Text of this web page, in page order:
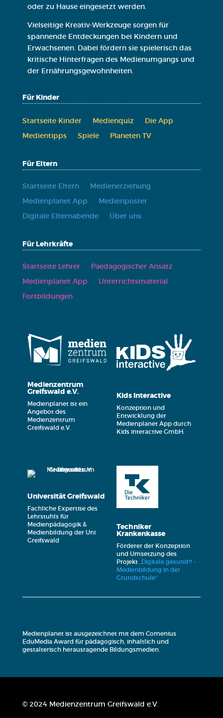
oder zu Hause eingesetzt werden.
Vielseitige Kreativ-Werkzeuge sorgen für
spannende Entdeckungen bei Kindern und
Erwachsenen. Dabei fördern sie spielerisch das
kritische Hinterfragen des Medienumgangs und
der Ernährungsgewohnheiten.
Für Kinder
Start­sei­te Kin­der Medi­en­quiz
Die App
Medi­en­tipps
Spie­le Pla­ne­ten TV
Für Eltern
Start­sei­te Eltern
Medi­en­er­zie­hung
Medi­en­pla­net App
Medi­en­pos­ter
Digi­ta­le Eltern­aben­de
Über uns
Für Lehrkräfte
Start­sei­te Leh­rer
Paed­ago­gi­scher Ansatz
Medi­en­pla­net App
Unter­richts­ma­te­ri­al
Fort­bil­dun­gen
Medienzentrum
Greifswald e.V.
Medienplanet ist ein
Angebot des
Medienzentrum
Greifswald e.V.
Kids Interactive
Konzeption und
Entwicklung der
Medienplanet App durch
Kids interactive GmbH.
Universität Greifswald
Fachliche Expertise des
Lehrstuhls für
Medienpädagogik &
Medienbildung der Uni
Greifswald
Techniker
Krankenkasse
Förderer der Konzeption
und Umsetzung des
Projekt „Digitale gesund?! -
Medienbildung in der
Grundschule“
Medienplanet ist ausgezeichnet mit dem Comenius
EduMedia Award für pädagogisch, inhaltlich und
gestalterisch herausragende Bildungsmedien.
© 2024 Medienzentrum Greifswald e.V.